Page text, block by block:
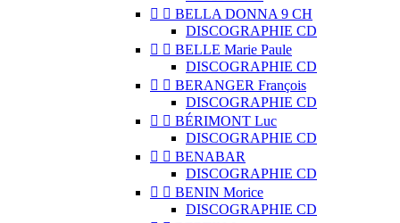
  BELLA DONNA 9 CH
DISCOGRAPHIE CD
  BELLE Marie Paule
DISCOGRAPHIE CD
  BERANGER François
DISCOGRAPHIE CD
  BÉRIMONT Luc
DISCOGRAPHIE CD
  BENABAR
DISCOGRAPHIE CD
  BENIN Morice
DISCOGRAPHIE CD